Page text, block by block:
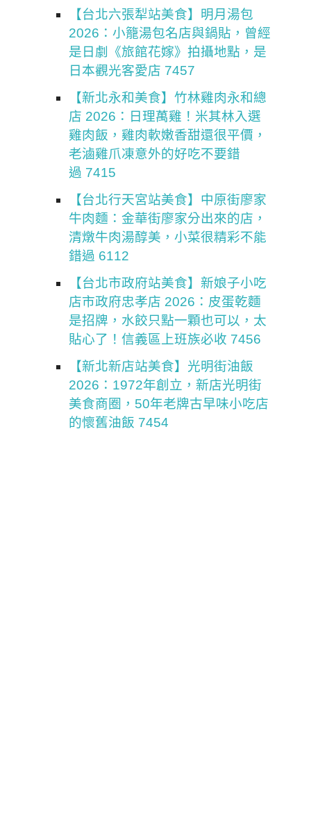
【台北六張犁站美食】明月湯包
2026：小籠湯包名店與鍋貼，曾經
是日劇《旅館花嫁》拍攝地點，是
日本觀光客愛店 7457
【新北永和美食】竹林雞肉永和總
店 2026：日理萬雞！米其林入選
雞肉飯，雞肉軟嫩香甜還很平價，
老滷雞爪凍意外的好吃不要錯
過 7415
【台北行天宮站美食】中原街廖家
牛肉麵：金華街廖家分出來的店，
清燉牛肉湯醇美，小菜很精彩不能
錯過 6112
【台北市政府站美食】新娘子小吃
店市政府忠孝店 2026：皮蛋乾麵
是招牌，水餃只點一顆也可以，太
貼心了！信義區上班族必收 7456
【新北新店站美食】光明街油飯
2026：1972年創立，新店光明街
美食商圈，50年老牌古早味小吃店
的懷舊油飯 7454